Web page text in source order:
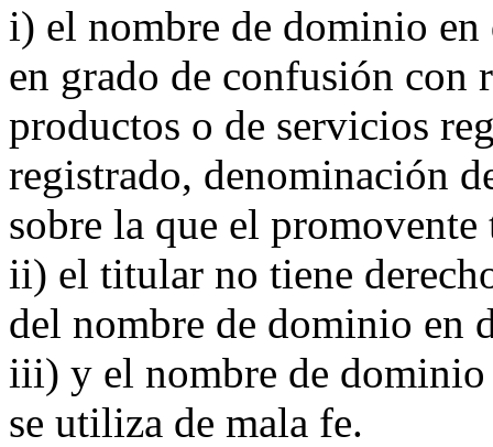
i) el nombre de dominio en
en grado de confusión con
productos o de servicios
registrado, denominación
sobre la que el promovente
ii) el titular no tiene
del nombre de dominio en
iii) y el nombre de dominio
se utiliza de mala fe.